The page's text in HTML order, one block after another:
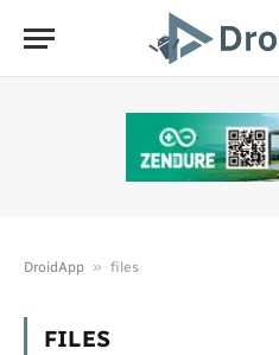
DroidApp » files
FILES